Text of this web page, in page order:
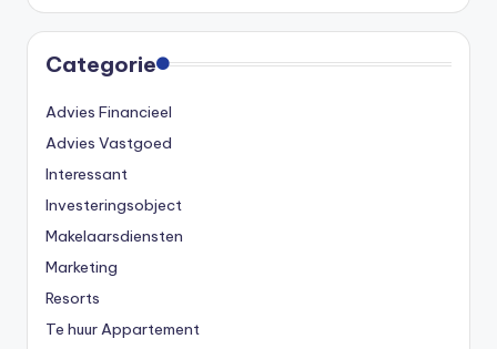
Categorie
Advies Financieel
Advies Vastgoed
Interessant
Investeringsobject
Makelaarsdiensten
Marketing
Resorts
Te huur Appartement